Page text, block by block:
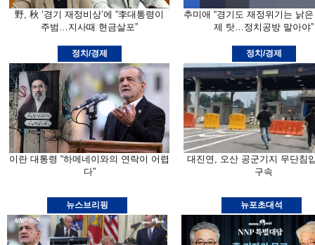
野, 秋 ‘경기 재정비상’에 “李대통령이
주범…지사때 현금살포”
추미애 “경기도 재정위기는 낡
제 탓…정치공방 말아야”
정치/경제
이란 대통령 “하메네이와의 연락이 어렵
다”
정치/경제
대진연, 오산 공군기지 무단침
구속
뉴스브리핑 뉴포초대석